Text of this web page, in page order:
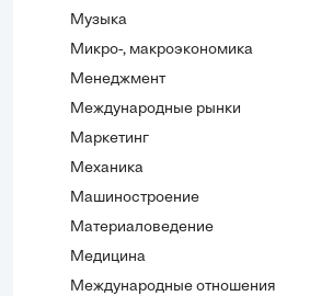
Музыка
Микро-, макроэкономика
Менеджмент
Международные рынки
Маркетинг
Механика
Машиностроение
Материаловедение
Медицина
Международные отношения